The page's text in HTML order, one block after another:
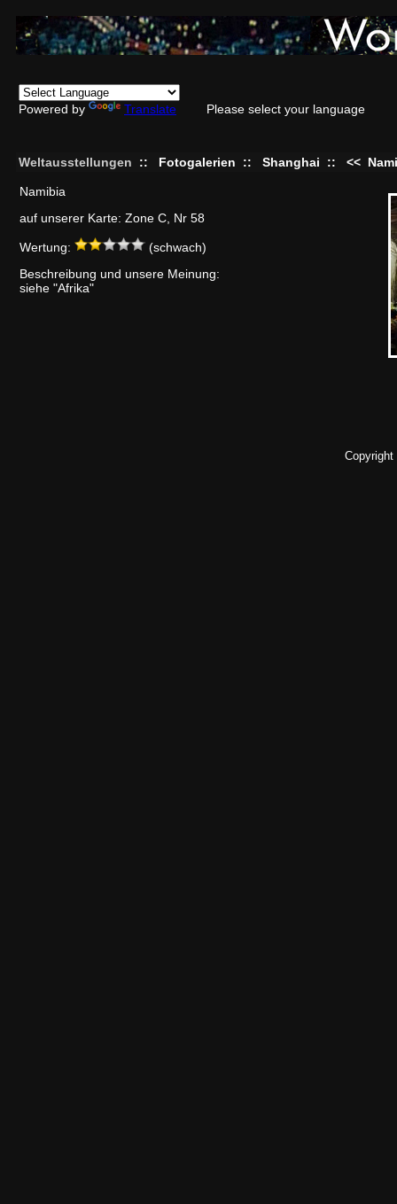
Powered by Translate Please select your language
Weltausstellungen :: Fotogalerien :: Shanghai :: <<
Namibia
auf unserer Karte: Zone C, Nr 58
Wertung:
(schwach)
Beschreibung und unsere Meinung:
siehe "Afrika"